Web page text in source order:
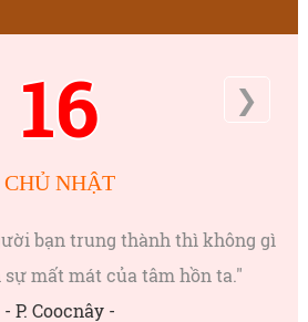
16 ❯
CHỦ NHẬT
bạn trung thành thì không gì
mất mát của tâm hồn ta."
- P. Coocnây -